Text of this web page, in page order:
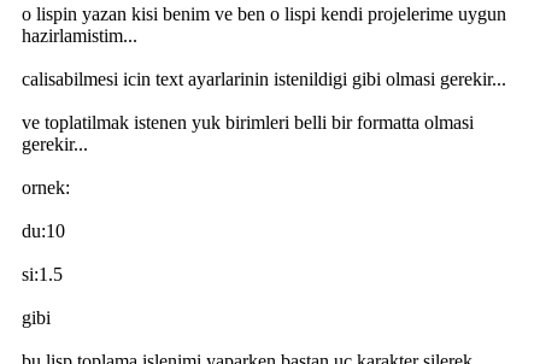
o lispin yazan kisi benim ve ben o lispi kendi projelerime uygun
hazirlamistim...
calisabilmesi icin text ayarlarinin istenildigi gibi olmasi gerekir...
ve toplatilmak istenen yuk birimleri belli bir formatta olmasi
gerekir...
ornek:
du:10
si:1.5
gibi